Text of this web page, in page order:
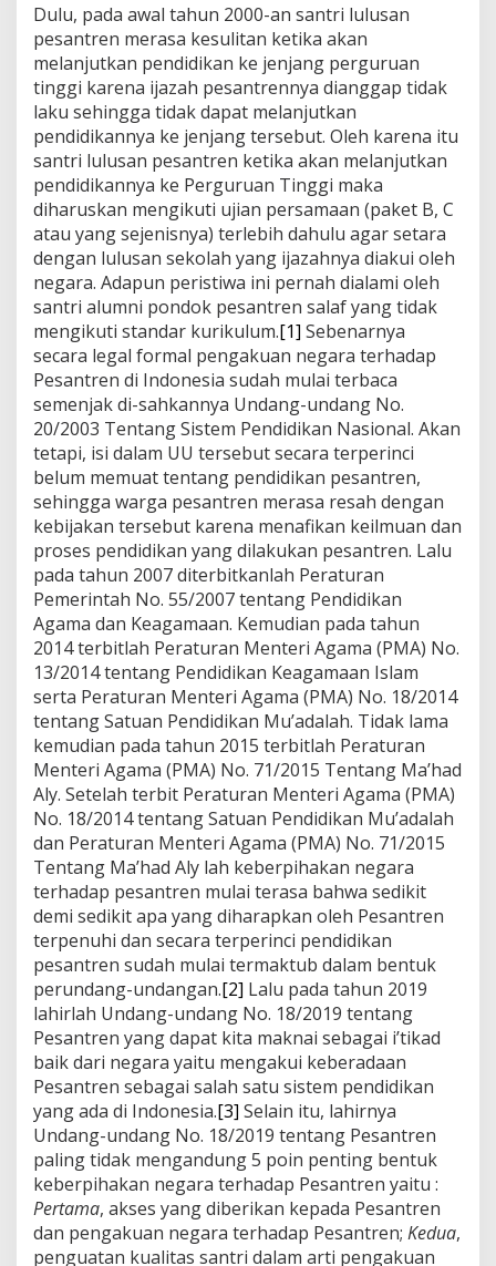
Dulu, pada awal tahun 2000-an santri lulusan
pesantren merasa kesulitan ketika akan
melanjutkan pendidikan ke jenjang perguruan
tinggi karena ijazah pesantrennya dianggap tidak
laku sehingga tidak dapat melanjutkan
pendidikannya ke jenjang tersebut. Oleh karena itu
santri lulusan pesantren ketika akan melanjutkan
pendidikannya ke Perguruan Tinggi maka
diharuskan mengikuti ujian persamaan (paket B, C
atau yang sejenisnya) terlebih dahulu agar setara
dengan lulusan sekolah yang ijazahnya diakui oleh
negara. Adapun peristiwa ini pernah dialami oleh
santri alumni pondok pesantren salaf yang tidak
mengikuti standar kurikulum.[1] Sebenarnya
secara legal formal pengakuan negara terhadap
Pesantren di Indonesia sudah mulai terbaca
semenjak di-sahkannya Undang-undang No.
20/2003 Tentang Sistem Pendidikan Nasional. Akan
tetapi, isi dalam UU tersebut secara terperinci
belum memuat tentang pendidikan pesantren,
sehingga warga pesantren merasa resah dengan
kebijakan tersebut karena menafikan keilmuan dan
proses pendidikan yang dilakukan pesantren. Lalu
pada tahun 2007 diterbitkanlah Peraturan
Pemerintah No. 55/2007 tentang Pendidikan
Agama dan Keagamaan. Kemudian pada tahun
2014 terbitlah Peraturan Menteri Agama (PMA) No.
13/2014 tentang Pendidikan Keagamaan Islam
serta Peraturan Menteri Agama (PMA) No. 18/2014
tentang Satuan Pendidikan Mu’adalah. Tidak lama
kemudian pada tahun 2015 terbitlah Peraturan
Menteri Agama (PMA) No. 71/2015 Tentang Ma’had
Aly. Setelah terbit Peraturan Menteri Agama (PMA)
No. 18/2014 tentang Satuan Pendidikan Mu’adalah
dan Peraturan Menteri Agama (PMA) No. 71/2015
Tentang Ma’had Aly lah keberpihakan negara
terhadap pesantren mulai terasa bahwa sedikit
demi sedikit apa yang diharapkan oleh Pesantren
terpenuhi dan secara terperinci pendidikan
pesantren sudah mulai termaktub dalam bentuk
perundang-undangan.[2] Lalu pada tahun 2019
lahirlah Undang-undang No. 18/2019 tentang
Pesantren yang dapat kita maknai sebagai i’tikad
baik dari negara yaitu mengakui keberadaan
Pesantren sebagai salah satu sistem pendidikan
yang ada di Indonesia.[3] Selain itu, lahirnya
Undang-undang No. 18/2019 tentang Pesantren
paling tidak mengandung 5 poin penting bentuk
keberpihakan negara terhadap Pesantren yaitu :
Pertama, akses yang diberikan kepada Pesantren
dan pengakuan negara terhadap Pesantren; Kedua,
penguatan kualitas santri dalam arti pengakuan